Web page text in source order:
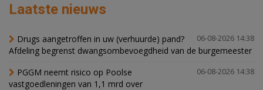
Laatste nieuws
06-08-2026 14:38
Drugs aangetroffen in uw (verhuurde) pand?
Afdeling begrenst dwangsombevoegdheid van de burgemeester
06-08-2026 14:38
PGGM neemt risico op Poolse
vastgoedleningen van 1,1 mrd over